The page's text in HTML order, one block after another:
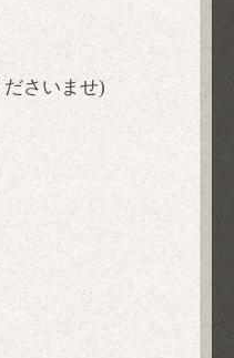
さいませ)